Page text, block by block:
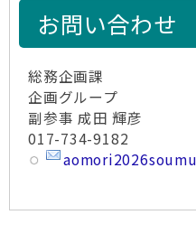
お問い合わせ
総務企画課
企画グループ
副参事 成田 輝彦
017-734-9182